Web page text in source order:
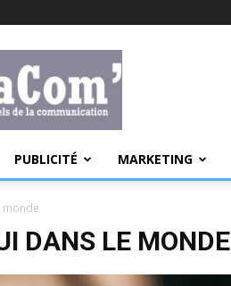
PUBLICITÉ MARKETING
DANS LE MONDE